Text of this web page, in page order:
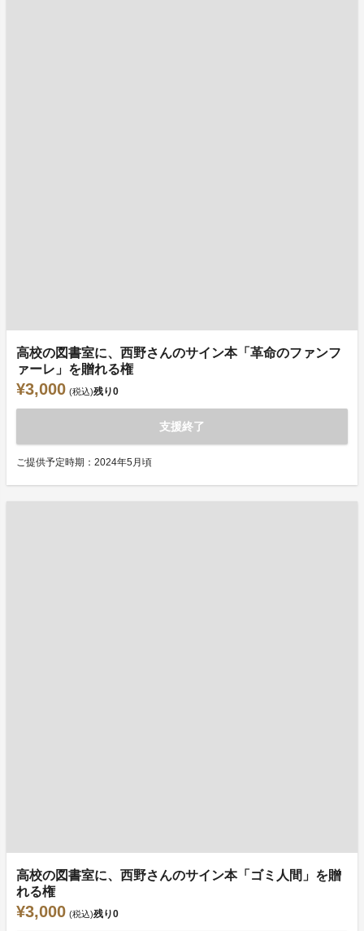
高校の図書室に、西野さんのサイン本「革命のファンフ
ァーレ」を贈れる権
¥3,000 (税込)残り0
支援終了
ご提供予定時期：2024年5月頃
高校の図書室に、西野さんのサイン本「ゴミ人間」を贈
れる権
¥3,000 (税込)残り0